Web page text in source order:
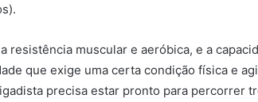
resistência muscular e aeróbica, e a
que exige uma certa condição física e
precisa estar pronto para percorrer